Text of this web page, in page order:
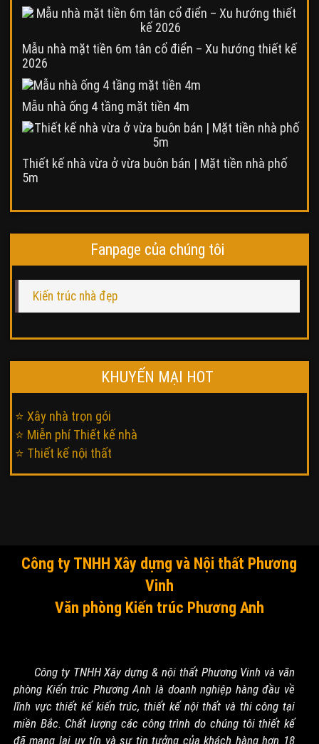
Mẫu nhà mặt tiền 6m tân cổ điển – Xu hướng thiết kế
2026
Mẫu nhà ống 4 tầng mặt tiền 4m
Thiết kế nhà vừa ở vừa buôn bán | Mặt tiền nhà phố
5m
Fanpage của chúng tôi
Kiến trúc nhà đẹp
KHUYẾN MẠI HOT
⭐ Xây nhà trọn gói
⭐ Miễn phí Thiết kế nhà
⭐ Thiết kế nội thất
Công ty TNHH Xây dựng và Nội thất Phương
Vinh
Văn phòng Kiến trúc Phương Anh
Công ty TNHH Xây dựng & nội thất Phương Vinh và văn
phòng Kiến trúc Phương Anh là doanh nghiệp hàng đầu về
lĩnh vực thiết kế kiến trúc, thiết kế nội thất và thi công tại
miền Bắc. Chất lượng các công trình do chúng tôi thiết kế
đã mang lại uy tín và sự tin tưởng của khách hàng hơn 18